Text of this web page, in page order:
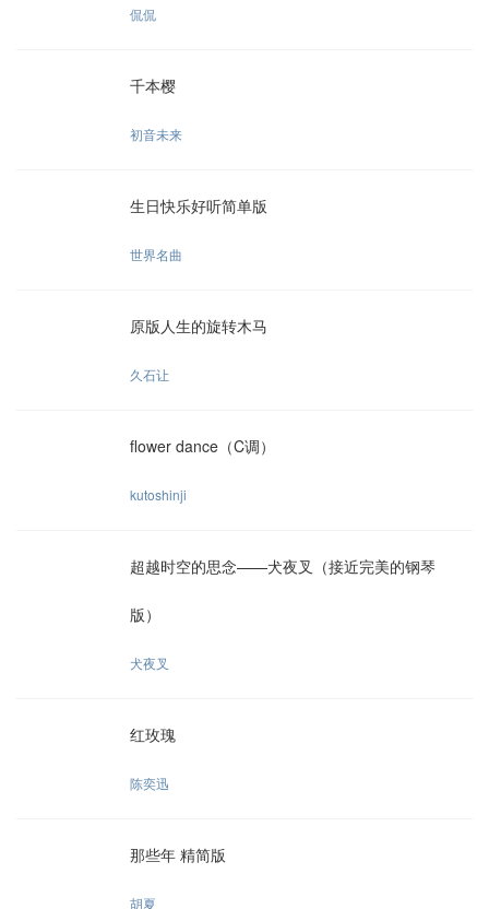
侃侃
千本樱
初音未来
生日快乐好听简单版
世界名曲
原版人生的旋转木马
久石让
flower dance（C调）
kutoshinji
超越时空的思念——犬夜叉（接近完美的钢琴
版）
犬夜叉
红玫瑰
陈奕迅
那些年 精简版
胡夏